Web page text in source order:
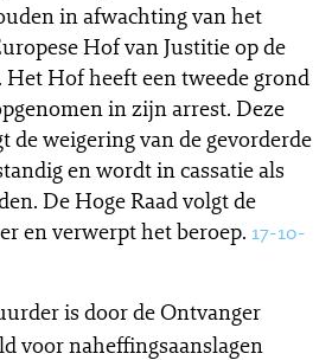
in afwachting van het
Hof van Justitie op de
Hof heeft een tweede grond
in zijn arrest. Deze
de weigering van de gevorderde
en wordt in cassatie als
De Hoge Raad volgt de
en verwerpt het beroep. 17-10-
is door de Ontvanger
voor naheffingsaanslagen